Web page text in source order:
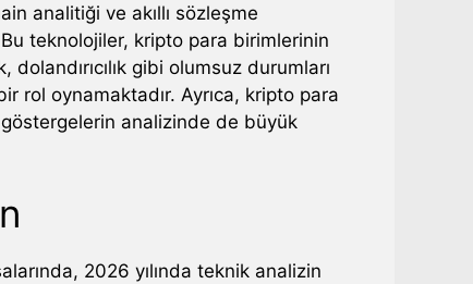
analitiği ve akıllı sözleşme
teknolojiler, kripto para birimlerinin
gibi olumsuz durumları
rol oynamaktadır. Ayrıca, kripto para
analizinde de büyük
2026 yılında teknik analizin